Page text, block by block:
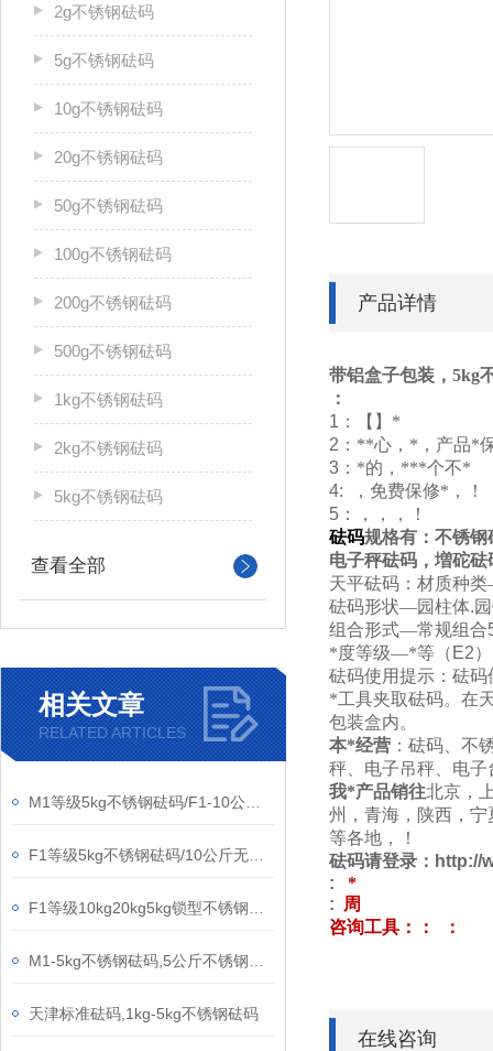
2g不锈钢砝码
5g不锈钢砝码
10g不锈钢砝码
20g不锈钢砝码
50g不锈钢砝码
100g不锈钢砝码
200g不锈钢砝码
500g不锈钢砝码
1kg不锈钢砝码
2kg不锈钢砝码
5kg不锈钢砝码
查看全部
相关文章
RELATED ARTICLES
天津标准砝码,1kg-5kg不锈钢砝码
产品详情
带铝盒子包装，5kg
：
1 ：【】*
2 ：**心，*，产品*
3 ：*的，***个不*
4:
，免费保修*，！
5 ：，，，！
砝码规格有：不锈
电子秤砝码，増砣
天平砝码：材质种
砝码形状—园柱体.
组合形式—常规组合
*度等级—*等 （E2
砝码使用提示：砝
*工具夹取砝码。在
包装盒内。
本*经营 ：砝码、不
秤、电子吊秤、电
我*产品销往北京，
州，青海，陕西，
等各地，！
砝码请登录： http://
: *
:
周
咨询工具：
： ：
在线咨询